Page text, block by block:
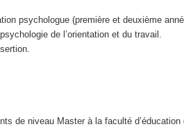
psychologue (première et deuxième
de l’orientation et du travail.
de niveau Master à la faculté